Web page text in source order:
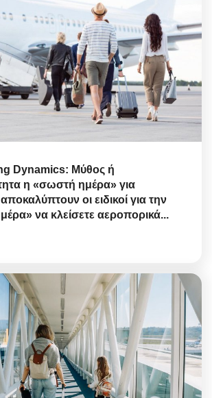
Dynamics: Μύθος ή
η «σωστή ημέρα» για
αποκαλύπτουν οι ειδικοί για την
να κλείσετε αεροπορικά...